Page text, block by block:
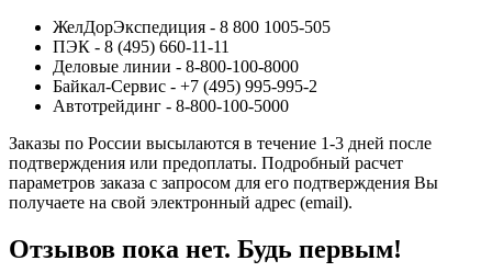
ЖелДорЭкспедиция - 8 800 1005-505
ПЭК - 8 (495) 660-11-11
Деловые линии - 8-800-100-8000
Байкал-Сервис - +7 (495) 995-995-2
Автотрейдинг - 8-800-100-5000
Заказы по России высылаются в течение 1-3 дней после
подтверждения или предоплаты. Подробный расчет
параметров заказа с запросом для его подтверждения Вы
получаете на свой электронный адрес (email).
Отзывов пока нет. Будь первым!